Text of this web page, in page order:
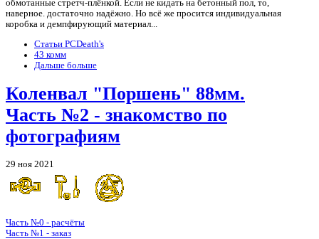
обмотанные стретч-плёнкой. Если не кидать на бетонный пол, то,
наверное. достаточно надёжно. Но всё же просится индивидуальная
коробка и демпфирующий материал...
Статьи PCDeath's
43 комм
Дальше больше
Коленвал "Поршень" 88мм.
Часть №2 - знакомство по
фотографиям
29 ноя 2021
Часть №0 - расчёты
Часть №1 - заказ